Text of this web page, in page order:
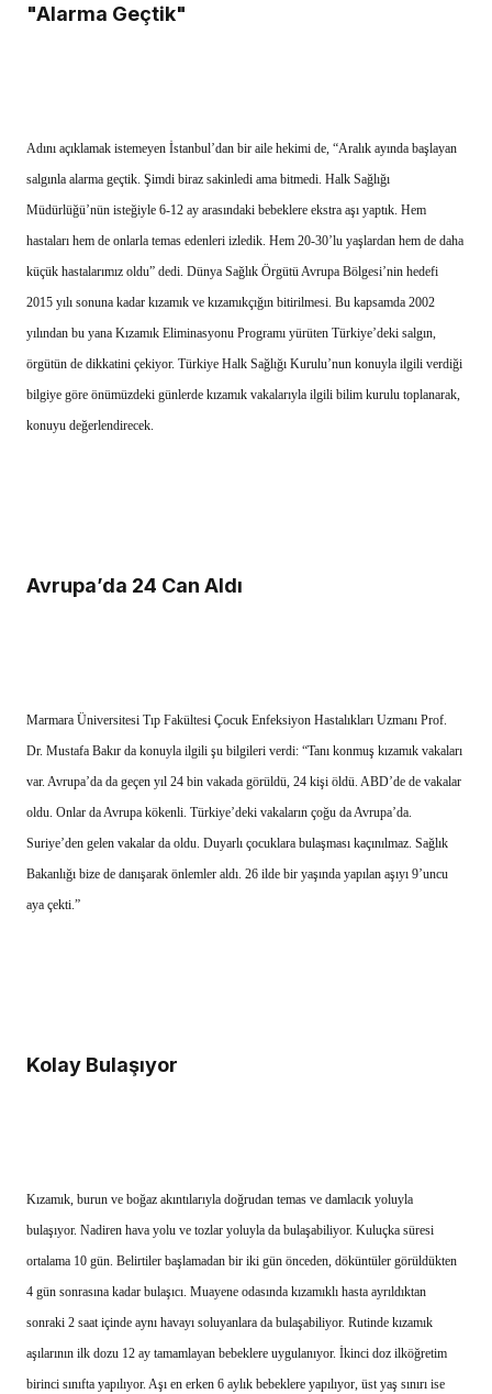
"Alarma Geçtik"
Adını açıklamak istemeyen İstanbul’dan bir aile hekimi de, “Aralık ayında başlayan
salgınla alarma geçtik. Şimdi biraz sakinledi ama bitmedi. Halk Sağlığı
Müdürlüğü’nün isteğiyle 6-12 ay arasındaki bebeklere ekstra aşı yaptık. Hem
hastaları hem de onlarla temas edenleri izledik. Hem 20-30’lu yaşlardan hem de daha
küçük hastalarımız oldu” dedi. Dünya Sağlık Örgütü Avrupa Bölgesi’nin hedefi
2015 yılı sonuna kadar kızamık ve kızamıkçığın bitirilmesi. Bu kapsamda 2002
yılından bu yana Kızamık Eliminasyonu Programı yürüten Türkiye’deki salgın,
örgütün de dikkatini çekiyor. Türkiye Halk Sağlığı Kurulu’nun konuyla ilgili verdiği
bilgiye göre önümüzdeki günlerde kızamık vakalarıyla ilgili bilim kurulu toplanarak,
konuyu değerlendirecek.
Avrupa’da 24 Can Aldı
Marmara Üniversitesi Tıp Fakültesi Çocuk Enfeksiyon Hastalıkları Uzmanı Prof.
Dr. Mustafa Bakır da konuyla ilgili şu bilgileri verdi: “Tanı konmuş kızamık vakaları
var. Avrupa’da da geçen yıl 24 bin vakada görüldü, 24 kişi öldü. ABD’de de vakalar
oldu. Onlar da Avrupa kökenli. Türkiye’deki vakaların çoğu da Avrupa’da.
Suriye’den gelen vakalar da oldu. Duyarlı çocuklara bulaşması kaçınılmaz. Sağlık
Bakanlığı bize de danışarak önlemler aldı. 26 ilde bir yaşında yapılan aşıyı 9’uncu
aya çekti.”
Kolay Bulaşıyor
Kızamık, burun ve boğaz akıntılarıyla doğrudan temas ve damlacık yoluyla
bulaşıyor. Nadiren hava yolu ve tozlar yoluyla da bulaşabiliyor. Kuluçka süresi
ortalama 10 gün. Belirtiler başlamadan bir iki gün önceden, döküntüler görüldükten
4 gün sonrasına kadar bulaşıcı. Muayene odasında kızamıklı hasta ayrıldıktan
sonraki 2 saat içinde aynı havayı soluyanlara da bulaşabiliyor. Rutinde kızamık
aşılarının ilk dozu 12 ay tamamlayan bebeklere uygulanıyor. İkinci doz ilköğretim
birinci sınıfta yapılıyor. Aşı en erken 6 aylık bebeklere yapılıyor, üst yaş sınırı ise